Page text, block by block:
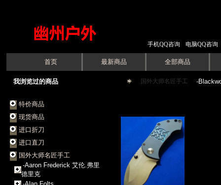
手机QQ咨询 电脑QQ咨询
首页 最新商品 全部商品
我浏览过的商品
特价商品
现货商品
进口折刀
进口直刀
国外大师名匠手工
-Aaron Frederick 艾伦.弗里
德里克
国外大师名匠手工 -